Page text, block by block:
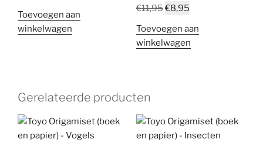
Toevoegen aan
winkelwagen
€11,95Oorspronkelijke
was:
€11,95.
€8,95Huidige
is:
€8,95.
Toevoegen aan
winkelwagen
Gerelateerde producten